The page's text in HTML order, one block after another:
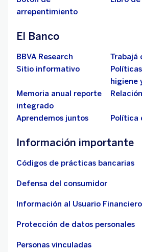
arrepentimiento
El Banco
BBVA Research
Trabajá
Sitio informativo
higiene
Memoria anual reporte
integrado
Aprendemos juntos Política
Información importante
Códigos de prácticas bancarias
Defensa del consumidor
Información al Usuario Financiero
Protección de datos personales
Personas vinculadas